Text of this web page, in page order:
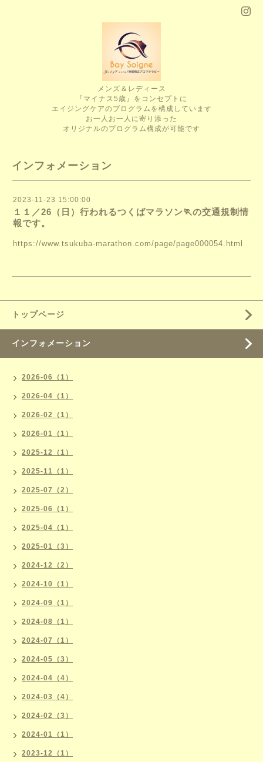
メンズ＆レディース
『マイナス5歳』をコンセプトに
エイジングケアのプログラムを構成しています
お一人お一人に寄り添った
オリジナルのプログラム構成が可能です
インフォメーション
2023-11-23 15:00:00
１１／26（日）行われるつくばマラソン🏃の交通規制情
報です。
https://www.tsukuba-marathon.com/page/page000054.html
トップページ
インフォメーション
2026-06（1）
2026-04（1）
2026-02（1）
2026-01（1）
2025-12（1）
2025-11（1）
2025-07（2）
2025-06（1）
2025-04（1）
2025-01（3）
2024-12（2）
2024-10（1）
2024-09（1）
2024-08（1）
2024-07（1）
2024-05（3）
2024-04（4）
2024-03（4）
2024-02（3）
2024-01（1）
2023-12（1）